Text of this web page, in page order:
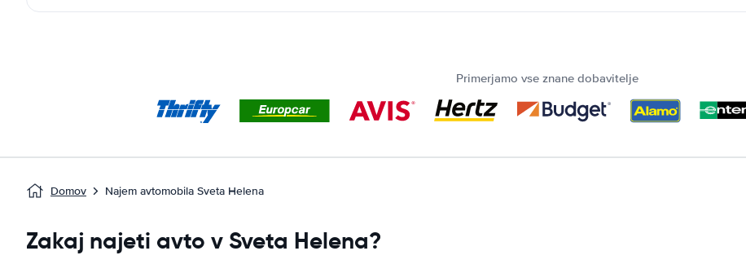
Primerjamo vse znane dobavitelje
Domov Najem avtomobila Sveta Helena
Zakaj najeti avto v Sveta Helena?